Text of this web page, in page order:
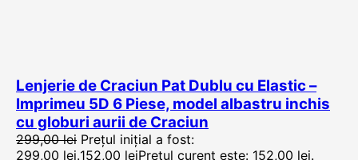
Lenjerie de Craciun Pat Dublu cu Elastic –
Imprimeu 5D 6 Piese, model albastru inchis
cu globuri aurii de Craciun
299,00lei Prețul inițial a fost:
299,00 lei.152,00 leiPrețul curent este: 152,00 lei.